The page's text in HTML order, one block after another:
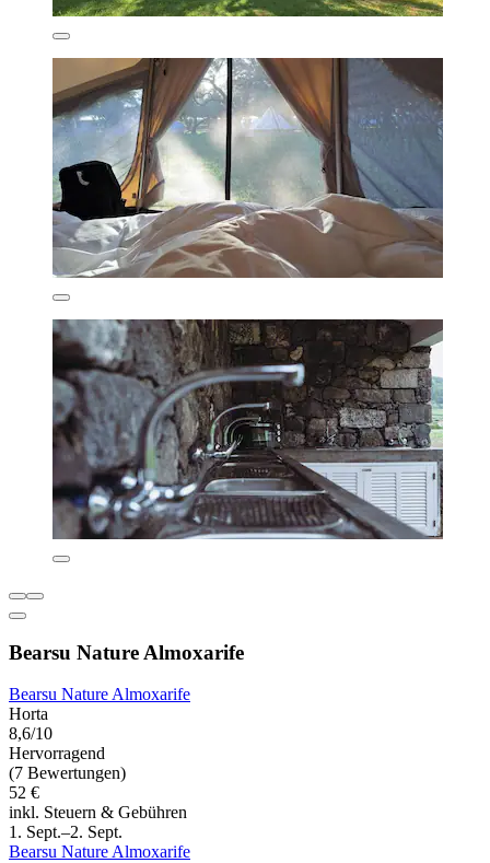
Bearsu Nature Almoxarife
Bearsu Nature Almoxarife
Horta
8,6/10
Hervorragend
(7 Bewertungen)
52 €
inkl. Steuern & Gebühren
1. Sept.–2. Sept.
Bearsu Nature Almoxarife